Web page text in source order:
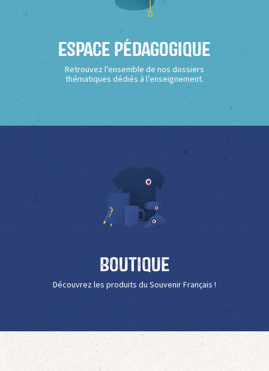
Espace Pédagogique
Retrouvez l’ensemble de nos dossiers
thématiques dédiés à l’enseignement.
Boutique
Découvrez les produits du Souvenir Français !